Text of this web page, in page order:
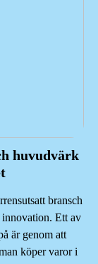
huvudvärk
bransch
innovation. Ett av
är genom att
köper varor i